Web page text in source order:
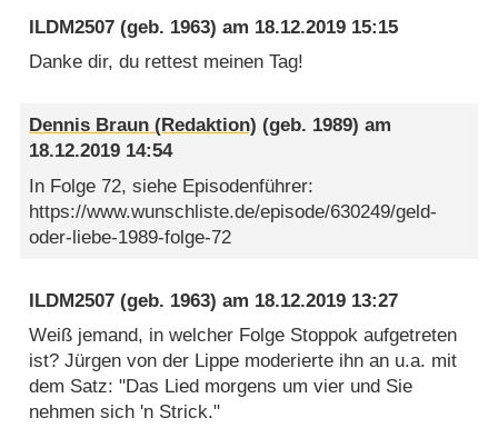
ILDM2507 (geb. 1963) am 18.12.2019 15:15
Danke dir, du rettest meinen Tag!
Dennis Braun
(geb. 1989) am
18.12.2019 14:54
In Folge 72, siehe Episodenführer:
https://www.wunschliste.de/episode/630249/geld-
oder-liebe-1989-folge-72
ILDM2507 (geb. 1963) am 18.12.2019 13:27
Weiß jemand, in welcher Folge Stoppok aufgetreten
ist? Jürgen von der Lippe moderierte ihn an u.a. mit
dem Satz: "Das Lied morgens um vier und Sie
nehmen sich 'n Strick."